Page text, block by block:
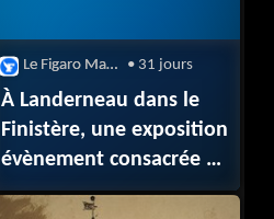
Le Figaro Magazine • 31 jours
À Landerneau dans le
Finistère, une exposition
évènement consacrée à
Andy Warhol